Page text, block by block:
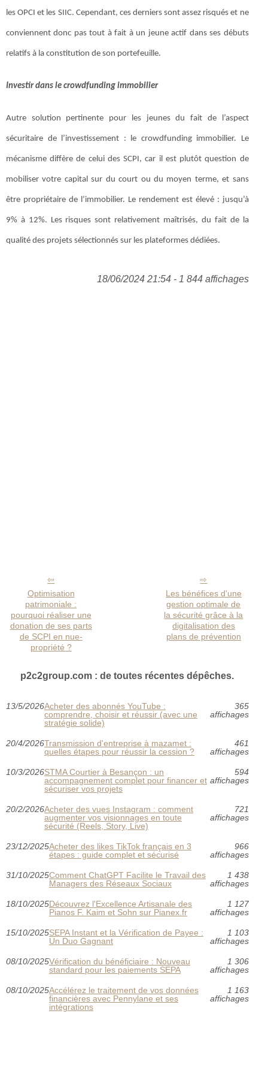
les OPCI et les SIIC. Cependant, ces derniers sont assez risqués et ne
conviennent donc pas tout à fait à un jeune actif dans ses débuts
relatifs à la constitution de son portefeuille.
Investir dans le crowdfunding immobilier
Autre solution pertinente pour les jeunes du fait de l’aspect
sécuritaire de l’investissement : le crowdfunding immobilier. Le
mécanisme diffère de celui des SCPI, car il est plutôt question de
mobiliser votre capital sur du court ou du moyen terme, et sans
être propriétaire de l’immobilier. Le rendement est élevé : jusqu’à
9% à 12%. Les risques sont relativement maîtrisés, du fait de la
qualité des projets sélectionnés sur les plateformes dédiées.
18/06/2024 21:54 - 1 844 affichages
Optimisation
patrimoniale :
pourquoi réaliser une
donation de ses parts
de SCPI en nue-
propriété ?
Les bénéfices d'une
gestion optimale de
la sécurité grâce à la
digitalisation des
plans de prévention
p2c2group.com : de toutes récentes dépêches.
13/5/2026Acheter des abonnés YouTube :
comprendre, choisir et réussir (avec une
stratégie solide)
365
affichages
20/4/2026Transmission d'entreprise à mazamet :
quelles étapes pour réussir la cession ?
461
affichages
10/3/2026STMA Courtier à Besançon : un
accompagnement complet pour financer et
sécuriser vos projets
594
affichages
20/2/2026Acheter des vues Instagram : comment
augmenter vos visionnages en toute
sécurité (Reels, Story, Live)
721
affichages
23/12/2025Acheter des likes TikTok français en 3
étapes : guide complet et sécurisé
966
affichages
31/10/2025Comment ChatGPT Facilite le Travail des
Managers des Réseaux Sociaux
1 438
affichages
18/10/2025Découvrez l'Excellence Artisanale des
Pianos F. Kaim et Sohn sur Pianex.fr
1 127
affichages
15/10/2025SEPA Instant et la Vérification de Payee :
Un Duo Gagnant
1 103
affichages
08/10/2025Vérification du bénéficiaire : Nouveau
standard pour les paiements SEPA
1 306
affichages
08/10/2025Accélérez le traitement de vos données
financières avec Pennylane et ses
intégrations
1 163
affichages